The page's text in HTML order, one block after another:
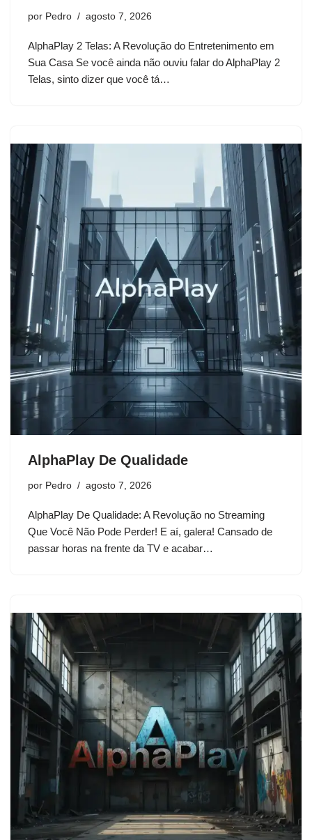
por Pedro agosto 7, 2026
AlphaPlay 2 Telas: A Revolução do Entretenimento em
Sua Casa Se você ainda não ouviu falar do AlphaPlay 2
Telas, sinto dizer que você tá…
AlphaPlay De Qualidade
por Pedro agosto 7, 2026
AlphaPlay De Qualidade: A Revolução no Streaming
Que Você Não Pode Perder! E aí, galera! Cansado de
passar horas na frente da TV e acabar…